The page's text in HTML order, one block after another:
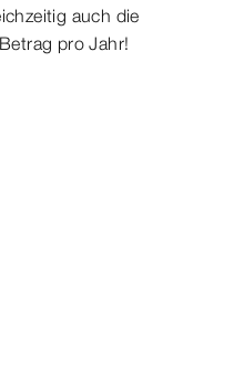
auch die
pro Jahr!